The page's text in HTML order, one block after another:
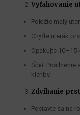
Vyťahovanie
Položte malý
Chyťte uterák
Opakujte 10–15
Účel: Posilnenie
klenby.
Zdvíhanie
Postavte sa na